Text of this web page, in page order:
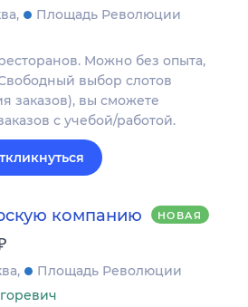
Площадь Революции
Можно без опыта,
выбор слотов
заказов), вы сможете
с учебой/работой.
компанию НОВАЯ
Площадь Революции